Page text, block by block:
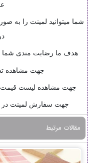
شما میتوانید لمینت را به
هدف ما رضایت مندی شما
جهت مشاهده
جهت مشاهده لیست قیمت
جهت سفارش لمینت در
مقالات مرتبط